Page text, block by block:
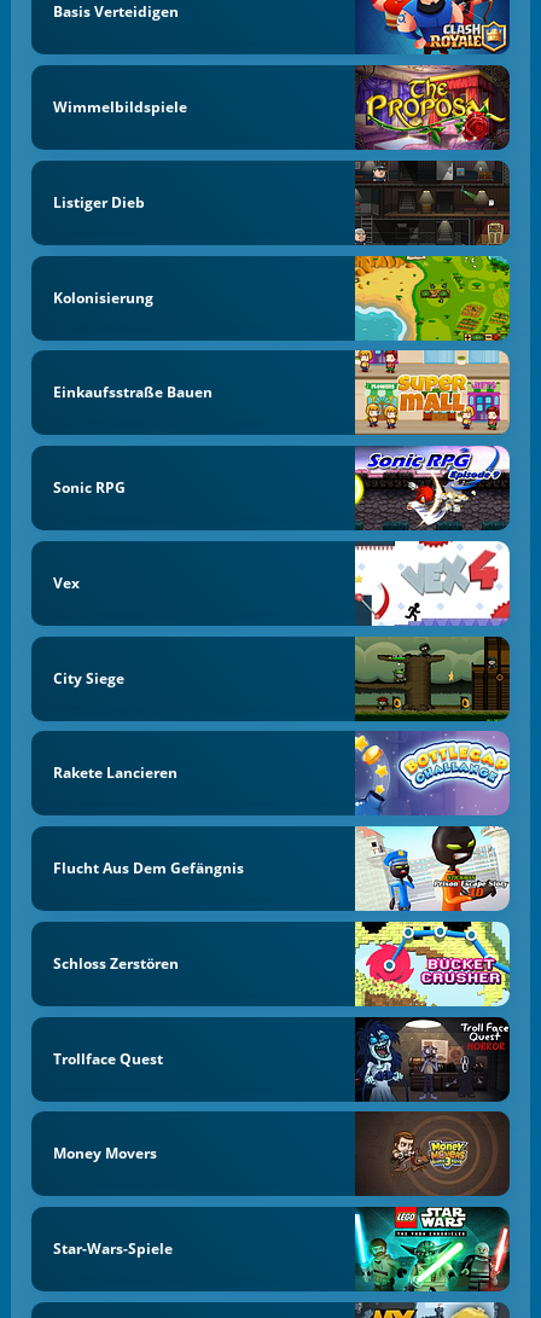
Basis Verteidigen
Wimmelbildspiele
Listiger Dieb
Kolonisierung
Einkaufsstraße Bauen
Sonic RPG
Vex
City Siege
Rakete Lancieren
Flucht Aus Dem Gefängnis
Schloss Zerstören
Trollface Quest
Money Movers
Star-Wars-Spiele